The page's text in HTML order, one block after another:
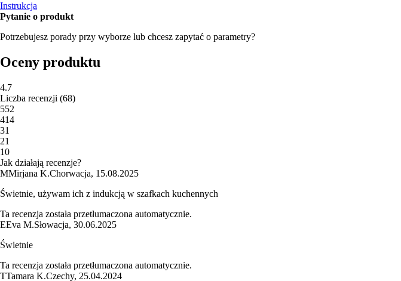
Instrukcja
Pytanie o produkt
Potrzebujesz porady przy wyborze lub chcesz zapytać o parametry?
Oceny produktu
4.7
Liczba recenzji (68)
552
414
31
21
10
Jak działają recenzje?
MMirjana K.Chorwacja, 15.08.2025
Świetnie, używam ich z indukcją w szafkach kuchennych
Ta recenzja została przetłumaczona automatycznie.
EEva M.Słowacja, 30.06.2025
Świetnie
Ta recenzja została przetłumaczona automatycznie.
TTamara K.Czechy, 25.04.2024